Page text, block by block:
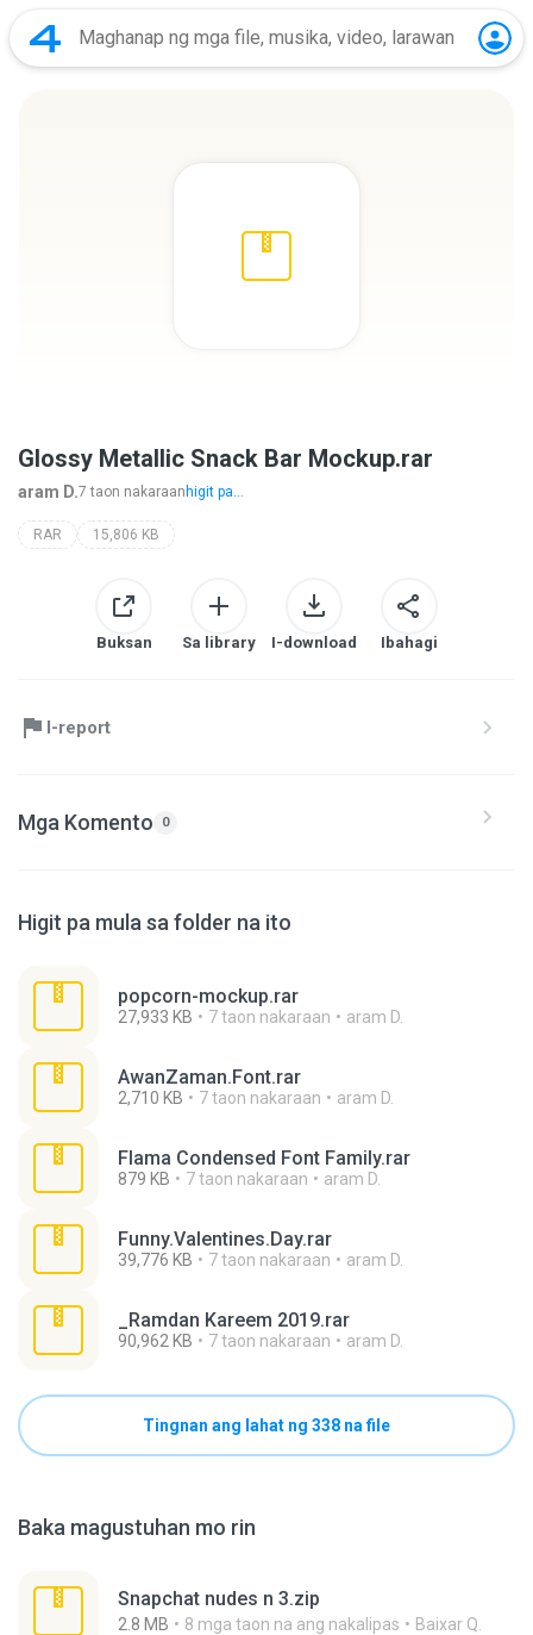
Glossy Metallic Snack Bar Mockup.rar
aram D.7 taon nakaraan higit pa...
RAR 15,806 KB
Buksan Sa library I-download Ibahagi
I-report
Mga Komento 0
Higit pa mula sa folder na ito
popcorn-mockup.rar
27,933 KB 7 taon nakaraan aram D.
AwanZaman.Font.rar
2,710 KB 7 taon nakaraan aram D.
Flama Condensed Font Family.rar
879 KB 7 taon nakaraan aram D.
Funny.Valentines.Day.rar
39,776 KB 7 taon nakaraan aram D.
_Ramdan Kareem 2019.rar
90,962 KB 7 taon nakaraan aram D.
Tingnan ang lahat ng 338 na file
Baka magustuhan mo rin
Snapchat nudes n 3.zip
2.8 MB 8 mga taon na ang nakalipas Baixar Q.